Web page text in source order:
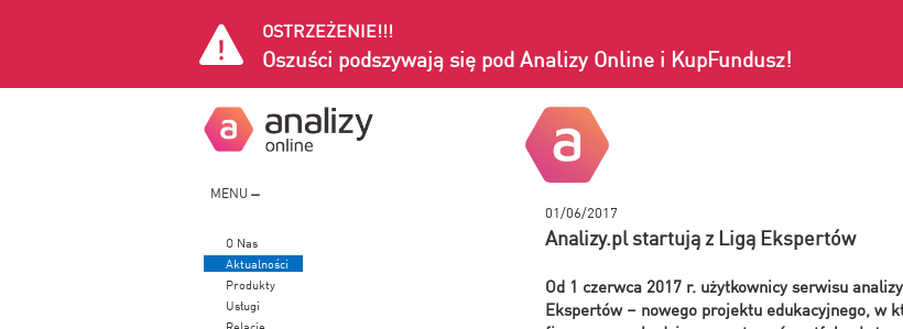
OSTRZEŻENIE!!!
Oszuści podszywają się pod Analizy Online i KupFundusz!
MENU
O Nas
Aktualności
Produkty
Usługi
Relacje
01/06/2017
Analizy.pl startują z Ligą Ekspertów
Od 1 czerwca 2017 r. użytkownicy serwisu
Ekspertów – nowego projektu edukacyjnego, w